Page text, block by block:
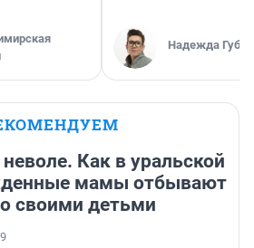
Надежда
Как в уральской
мамы отбывают
своими детьми